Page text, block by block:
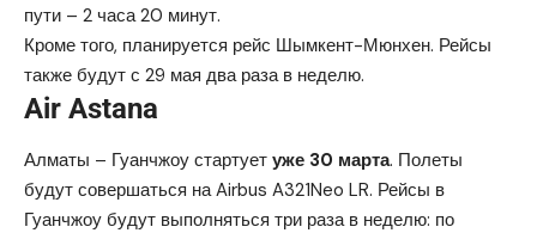
пути – 2 часа 20 минут.
Кроме того, планируется рейс Шымкент-Мюнхен. Рейсы
также будут с 29 мая два раза в неделю.
Air Astana
Алматы – Гуанчжоу стартует уже 30 марта. Полеты
будут совершаться на Airbus A321Neo LR. Рейсы в
Гуанчжоу будут выполняться три раза в неделю: по